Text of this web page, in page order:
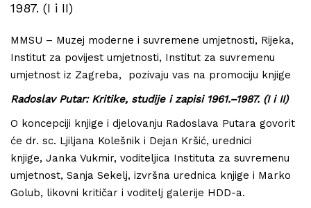
1987. (I i II)
MMSU – Muzej moderne i suvremene umjetnosti, Rijeka,
Institut za povijest umjetnosti, Institut za suvremenu
umjetnost iz Zagreba, pozivaju vas na promociju knjige
Radoslav Putar: Kritike, studije i zapisi 1961.–1987. (I i II)
O koncepciji knjige i djelovanju Radoslava Putara govorit
će dr. sc. Ljiljana Kolešnik i Dejan Kršić, urednici
knjige, Janka Vukmir, voditeljica Instituta za suvremenu
umjetnost, Sanja Sekelj, izvršna urednica knjige i Marko
Golub, likovni kritičar i voditelj galerije HDD-a.